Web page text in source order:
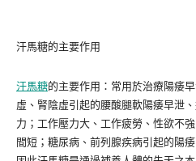
汗馬糖的主要作用
汗馬糖的主要作用：常用於治療陽痿
虛、腎陰虛引起的腰酸腿軟陽痿早泄
力；工作壓力大、工作疲勞、性欲不
間短；糖尿病、前列腺疾病引起的陽